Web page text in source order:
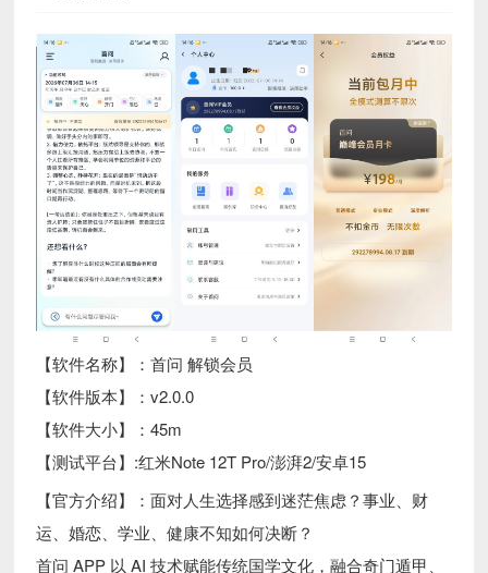
【软件名称】：首问 解锁会员
【软件版本】：v2.0.0
【软件大小】：45m
【测试平台】:红米Note 12T Pro/澎湃2/安卓15
【官方介绍】：面对人生选择感到迷茫焦虑？事业、财
运、婚恋、学业、健康不知如何决断？
首问 APP 以 AI 技术赋能传统国学文化，融合奇门遁甲、